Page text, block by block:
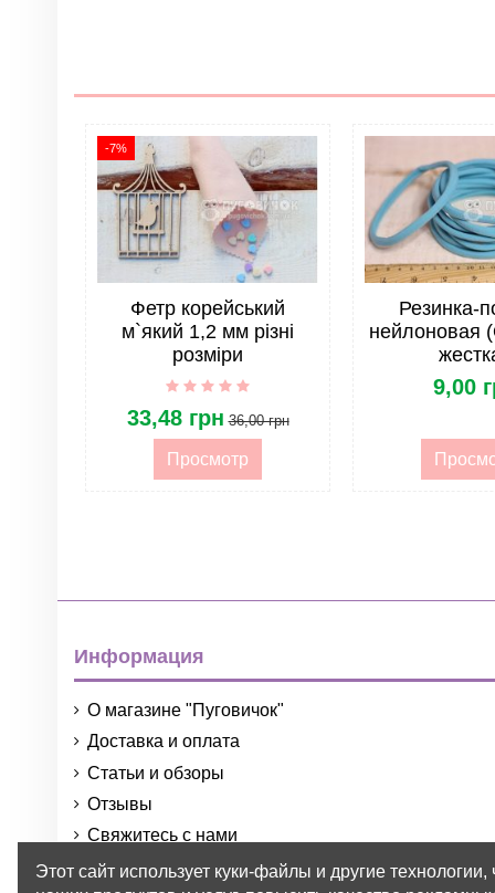
Тип
Страна
Все для игрушек и украшений. Тип товара
Все для игрушек и украшений. Тема изделия
Шаблон для вырезания/валяния. Тип
-7%
Фетр корейський
м`який 1,2 мм різні
розміри
33,48 грн 36,00 грн
Просмотр
Резинка-
нейлоновая
9,00
Информация
О магазине "Пуговичок"
Доставка и оплата
Статьи и обзоры
Отзывы
Свяжитесь с нами
Порядок и условия использования
Этот сайт использует куки-файлы и другие